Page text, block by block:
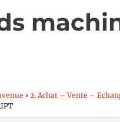
› 2. Achat – Vente –